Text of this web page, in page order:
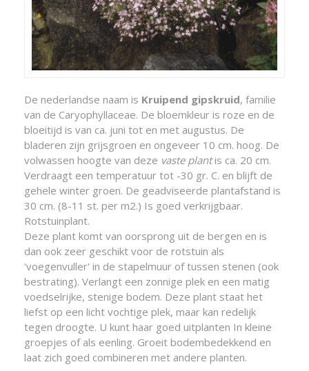
De nederlandse naam is Kruipend gipskruid, familie
van de Caryophyllaceae. De bloemkleur is roze en de
bloeitijd is van ca. juni tot en met augustus. De
bladeren zijn grijsgroen en ongeveer 10 cm. hoog. De
volwassen hoogte van deze vaste plantis ca. 20 cm.
Verdraagt een temperatuur tot -30 gr. C. en blijft de
gehele winter groen. De geadviseerde plantafstand is
30 cm. (8-11 st. per m2.) Is goed verkrijgbaar.
Rotstuinplant.
Deze plant komt van oorsprong uit de bergen en is
dan ook zeer geschikt voor de rotstuin als
'voegenvuller' in de stapelmuur of tussen stenen (ook
bestrating). Verlangt een zonnige plek en een matig
voedselrijke, stenige bodem. Deze plant staat het
liefst op een licht vochtige plek, maar kan redelijk
tegen droogte. U kunt haar goed uitplanten In kleine
groepjes of als eenling. Groeit bodembedekkend en
laat zich goed combineren met andere planten.